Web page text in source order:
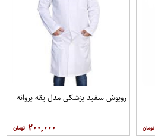
روپوش سفید پزشکی مدل یقه پروانه
۲۰۰,۰۰۰